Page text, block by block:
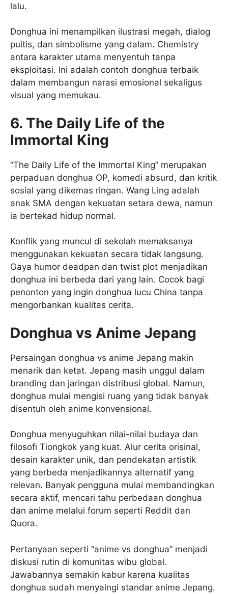
lalu.
Donghua ini menampilkan ilustrasi megah, dialog
puitis, dan simbolisme yang dalam. Chemistry
antara karakter utama menyentuh tanpa
eksploitasi. Ini adalah contoh donghua terbaik
dalam membangun narasi emosional sekaligus
visual yang memukau.
6. The Daily Life of the
Immortal King
“The Daily Life of the Immortal King” merupakan
perpaduan donghua OP, komedi absurd, dan kritik
sosial yang dikemas ringan. Wang Ling adalah
anak SMA dengan kekuatan setara dewa, namun
ia bertekad hidup normal.
Konflik yang muncul di sekolah memaksanya
menggunakan kekuatan secara tidak langsung.
Gaya humor deadpan dan twist plot menjadikan
donghua ini berbeda dari yang lain. Cocok bagi
penonton yang ingin donghua lucu China tanpa
mengorbankan kualitas cerita.
Donghua vs Anime Jepang
Persaingan donghua vs anime Jepang makin
menarik dan ketat. Jepang masih unggul dalam
branding dan jaringan distribusi global. Namun,
donghua mulai mengisi ruang yang tidak banyak
disentuh oleh anime konvensional.
Donghua menyuguhkan nilai-nilai budaya dan
filosofi Tiongkok yang kuat. Alur cerita orisinal,
desain karakter unik, dan pendekatan artistik
yang berbeda menjadikannya alternatif yang
relevan. Banyak pengguna mulai membandingkan
secara aktif, mencari tahu perbedaan donghua
dan anime melalui forum seperti Reddit dan
Quora.
Pertanyaan seperti “anime vs donghua” menjadi
diskusi rutin di komunitas wibu global.
Jawabannya semakin kabur karena kualitas
donghua sudah menyaingi standar anime Jepang.